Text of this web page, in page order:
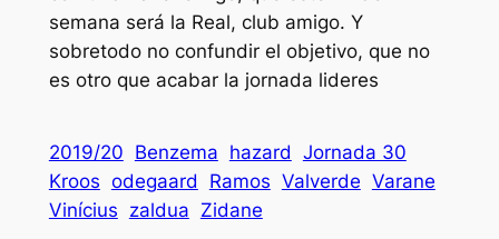
semana será la Real, club amigo. Y
sobretodo no confundir el objetivo, que no
es otro que acabar la jornada lideres
2019/20 Benzema hazard Jornada 30
Kroos odegaard Ramos Valverde Varane
Vinícius zaldua Zidane